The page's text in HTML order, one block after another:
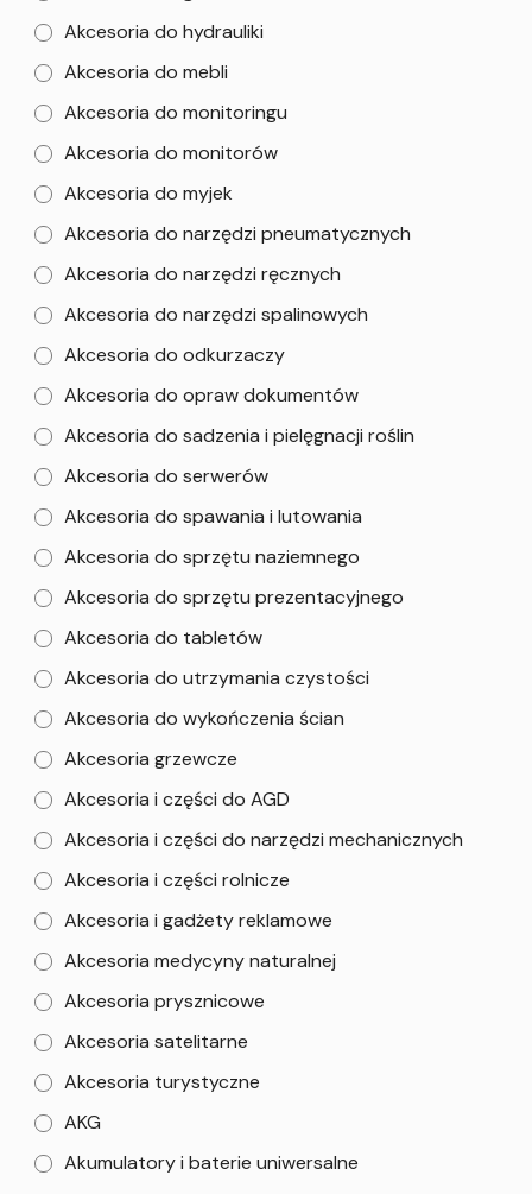
Akcesoria do hydrauliki
Akcesoria do mebli
Akcesoria do monitoringu
Akcesoria do monitorów
Akcesoria do myjek
Akcesoria do narzędzi pneumatycznych
Akcesoria do narzędzi ręcznych
Akcesoria do narzędzi spalinowych
Akcesoria do odkurzaczy
Akcesoria do opraw dokumentów
Akcesoria do sadzenia i pielęgnacji roślin
Akcesoria do serwerów
Akcesoria do spawania i lutowania
Akcesoria do sprzętu naziemnego
Akcesoria do sprzętu prezentacyjnego
Akcesoria do tabletów
Akcesoria do utrzymania czystości
Akcesoria do wykończenia ścian
Akcesoria grzewcze
Akcesoria i części do AGD
Akcesoria i części do narzędzi mechanicznych
Akcesoria i części rolnicze
Akcesoria i gadżety reklamowe
Akcesoria medycyny naturalnej
Akcesoria prysznicowe
Akcesoria satelitarne
Akcesoria turystyczne
AKG
Akumulatory i baterie uniwersalne